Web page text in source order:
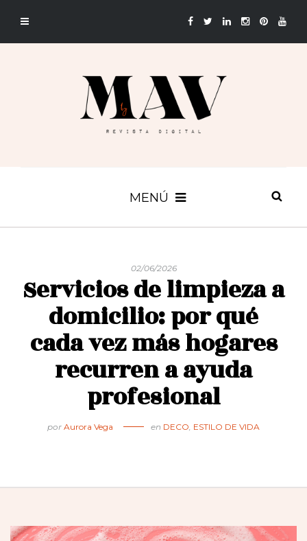
MENÚ
02/06/2026
Servicios de limpieza a
domicilio: por qué
cada vez más hogares
recurren a ayuda
profesional
por Aurora Vega en DECO, ESTILO DE VIDA